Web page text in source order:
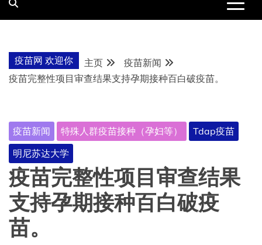
疫苗网 欢迎你 主页
疫苗新闻
疫苗完整性项目审查结果支持孕期接种百白破疫苗。
疫苗新闻 特殊人群疫苗接种（孕妇等）
Tdap疫苗
明尼苏达大学
疫苗完整性项目审查结果
支持孕期接种百白破疫
苗。